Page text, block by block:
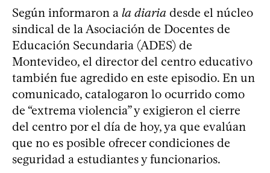
Según informaron a la diaria desde el núcleo
sindical de la Asociación de Docentes de
Educación Secundaria (ADES) de
Montevideo, el director del centro educativo
también fue agredido en este episodio. En un
comunicado, catalogaron lo ocurrido como
de “extrema violencia” y exigieron el cierre
del centro por el día de hoy, ya que evalúan
que no es posible ofrecer condiciones de
seguridad a estudiantes y funcionarios.